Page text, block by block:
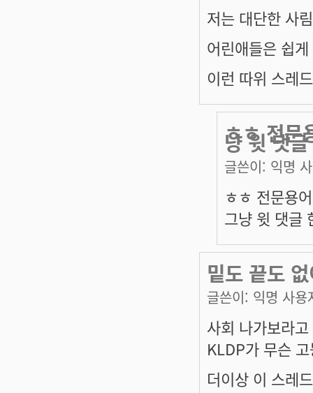
저는 대단한 사
어린애들은 쉽
이런 따위 스레
ㅎㅎ 전문
냥 윗 댓글
글쓴이: 익명
ㅎㅎ 전문용
그냥 윗 댓글
밑도 끝도
글쓴이: 익명 사용
사회 나가보라
KLDP가 무슨
더이상 이 스레